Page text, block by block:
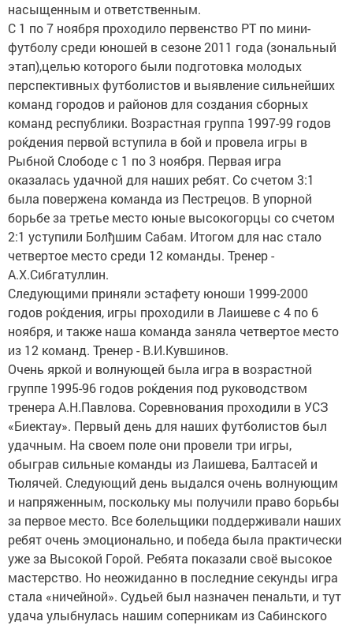
насыщенным и ответственным.
С 1 по 7 ноября проходило первенство РТ по мини-
футболу среди юношей в сезоне 2011 года (зональный
этап),целью которого были подготовка молодых
перспективных футболистов и выявление сильнейших
команд городов и районов для создания сборных
команд республики. Возрастная группа 1997-99 годов
роќдения первой вступила в бой и провела игры в
Рыбной Слободе с 1 по 3 ноября. Первая игра
оказалась удачной для наших ребят. Со счетом 3:1
была повержена команда из Пестрецов. В упорной
борьбе за третье место юные высокогорцы со счетом
2:1 уступили Болђшим Сабам. Итогом для нас стало
четвертое место среди 12 команды. Тренер -
А.Х.Сибгатуллин.
Следующими приняли эстафету юноши 1999-2000
годов роќдения, игры проходили в Лаишеве с 4 по 6
ноября, и также наша команда заняла четвертое место
из 12 команд. Тренер - В.И.Кувшинов.
Очень яркой и волнующей была игра в возрастной
группе 1995-96 годов роќдения под руководством
тренера А.Н.Павлова. Соревнования проходили в УСЗ
«Биектау». Первый день для наших футболистов был
удачным. На своем поле они провели три игры,
обыграв сильные команды из Лаишева, Балтасей и
Тюлячей. Следующий день выдался очень волнующим
и напряженным, поскольку мы получили право борьбы
за первое место. Все болельщики поддерживали наших
ребят очень эмоционально, и победа была практически
уже за Высокой Горой. Ребята показали своё высокое
мастерство. Но неожиданно в последние секунды игра
стала «ничейной». Судьей был назначен пенальти, и тут
удача улыбнулась нашим соперникам из Сабинского